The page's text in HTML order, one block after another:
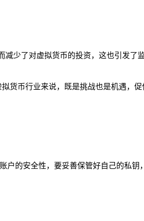
少了对虚拟货币的投资，这也引发了
货币行业来说，既是挑战也是机遇，
户的安全性，要妥善保管好自己的私钥